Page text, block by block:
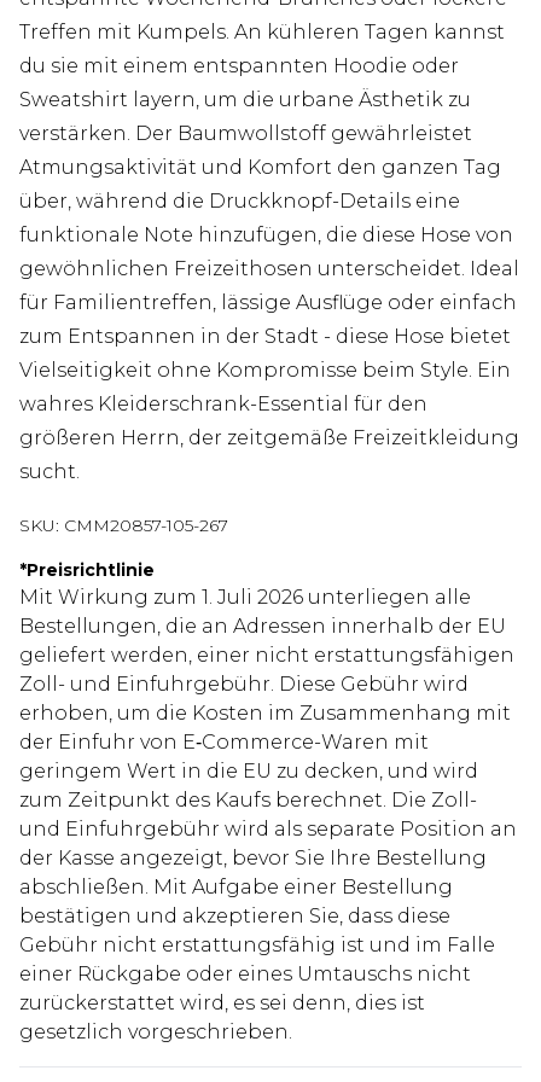
Treffen mit Kumpels. An kühleren Tagen kannst
du sie mit einem entspannten Hoodie oder
Sweatshirt layern, um die urbane Ästhetik zu
verstärken. Der Baumwollstoff gewährleistet
Atmungsaktivität und Komfort den ganzen Tag
über, während die Druckknopf-Details eine
funktionale Note hinzufügen, die diese Hose von
gewöhnlichen Freizeithosen unterscheidet. Ideal
für Familientreffen, lässige Ausflüge oder einfach
zum Entspannen in der Stadt - diese Hose bietet
Vielseitigkeit ohne Kompromisse beim Style. Ein
wahres Kleiderschrank-Essential für den
größeren Herrn, der zeitgemäße Freizeitkleidung
sucht.
SKU: CMM20857-105-267
*Preisrichtlinie
Mit Wirkung zum 1. Juli 2026 unterliegen alle
Bestellungen, die an Adressen innerhalb der EU
geliefert werden, einer nicht erstattungsfähigen
Zoll- und Einfuhrgebühr. Diese Gebühr wird
erhoben, um die Kosten im Zusammenhang mit
der Einfuhr von E‑Commerce-Waren mit
geringem Wert in die EU zu decken, und wird
zum Zeitpunkt des Kaufs berechnet. Die Zoll-
und Einfuhrgebühr wird als separate Position an
der Kasse angezeigt, bevor Sie Ihre Bestellung
abschließen. Mit Aufgabe einer Bestellung
bestätigen und akzeptieren Sie, dass diese
Gebühr nicht erstattungsfähig ist und im Falle
einer Rückgabe oder eines Umtauschs nicht
zurückerstattet wird, es sei denn, dies ist
gesetzlich vorgeschrieben.